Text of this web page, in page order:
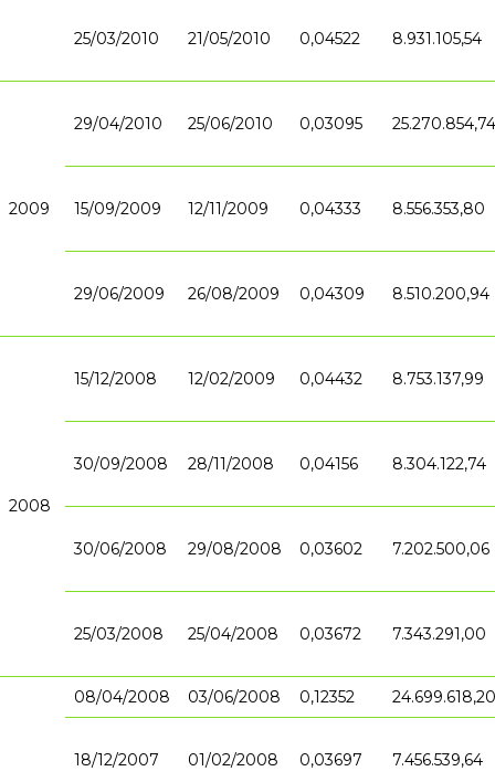
25/03/2010 21/05/2010 0,04522 8.931.105,54
2009
29/04/2010 25/06/2010 0,03095 25.270.854,74
15/09/2009 12/11/2009 0,04333 8.556.353,80
29/06/2009 26/08/2009 0,04309 8.510.200,94
2008
15/12/2008 12/02/2009 0,04432 8.753.137,99
30/09/2008 28/11/2008 0,04156 8.304.122,74
30/06/2008 29/08/2008 0,03602 7.202.500,06
25/03/2008 25/04/2008 0,03672 7.343.291,00
08/04/2008 03/06/2008 0,12352 24.699.618,20
18/12/2007 01/02/2008 0,03697 7.456.539,64